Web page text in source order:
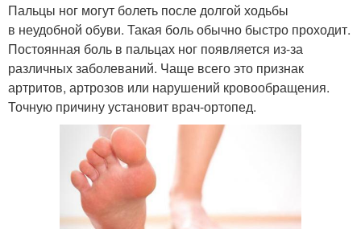
Пальцы ног могут болеть после долгой ходьбы
в неудобной обуви. Такая боль обычно быстро проходит.
Постоянная боль в пальцах ног появляется из-за
различных заболеваний. Чаще всего это признак
артритов, артрозов или нарушений кровообращения.
Точную причину установит врач-ортопед.